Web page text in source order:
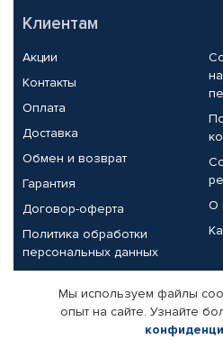
Клиентам
Акции
Контакты
Оплата
Доставка
Обмен и возврат
Гарантия
Договор-оферта
Политика обработки
персональных данных
О
Партнерам
Корпоративным клиентам
Мы используем файлы
опыт на сайте. Узнайте